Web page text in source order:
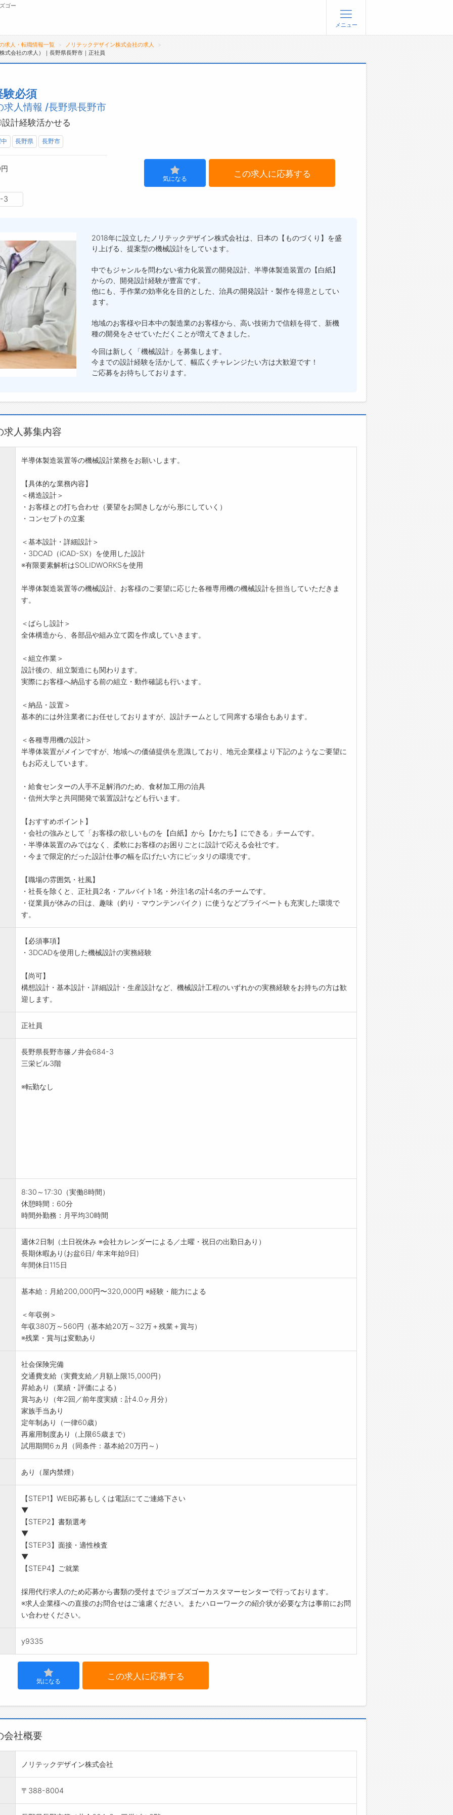
転職支援サービス
転職ノウハウ(応募書類の書き方・面接対策な
ど)
転職・採用コラム
ゴー
メニュー
求人・転職情報一覧
ノリテックデザイン株式会社の求人
式会社の求人）｜長野県長野市｜正社員
験必須
人情報 /長野県長野市
計経験活かせる
長野県 長野市
3
気になる この求人に応募する
2018年に設立したノリテックデザイン株式会社は、日本の【ものづくり】を盛
り上げる、提案型の機械設計をしています。
中でもジャンルを問わない省力化装置の開発設計、半導体製造装置の【白紙】
からの、開発設計経験が豊富です。
他にも、手作業の効率化を目的とした、治具の開発設計・製作を得意としてい
ます。
地域のお客様や日本中の製造業のお客様から、高い技術力で信頼を得て、新機
種の開発をさせていただくことが増えてきました。
今回は新しく「機械設計」を募集します。
今までの設計経験を活かして、幅広くチャレンジたい方は大歓迎です！
ご応募をお待ちしております。
求人募集内容
半導体製造装置等の機械設計業務をお願いします。
【具体的な業務内容】
＜構造設計＞
・お客様との打ち合わせ（要望をお聞きしながら形にしていく）
・コンセプトの立案
＜基本設計・詳細設計＞
・3DCAD（iCAD-SX）を使用した設計
※有限要素解析はSOLIDWORKSを使用
半導体製造装置等の機械設計、お客様のご要望に応じた各種専用機の機械設計を担当していただきま
す。
＜ばらし設計＞
全体構造から、各部品や組み立て図を作成していきます。
＜組立作業＞
設計後の、組立製造にも関わります。
実際にお客様へ納品する前の組立・動作確認も行います。
＜納品・設置＞
基本的には外注業者にお任せしておりますが、設計チームとして同席する場合もあります。
＜各種専用機の設計＞
半導体装置がメインですが、地域への価値提供を意識しており、地元企業様より下記のようなご要望に
もお応えしています。
・給食センターの人手不足解消のため、食材加工用の治具
・信州大学と共同開発で装置設計なども行います。
【おすすめポイント】
・会社の強みとして「お客様の欲しいものを【白紙】から【かたち】にできる」チームです。
・半導体装置のみではなく、柔軟にお客様のお困りごとに設計で応える会社です。
・今まで限定的だった設計仕事の幅を広げたい方にピッタリの環境です。
【職場の雰囲気・社風】
・社長を除くと、正社員2名・アルバイト1名・外注1名の計4名のチームです。
・従業員が休みの日は、趣味（釣り・マウンテンバイク）に使うなどプライベートも充実した環境で
す。
【必須事項】
・3DCADを使用した機械設計の実務経験
【尚可】
構想設計・基本設計・詳細設計・生産設計など、機械設計工程のいずれかの実務経験をお持ちの方は歓
迎します。
正社員
長野県長野市篠ノ井会684-3
三栄ビル3階
※転勤なし
8:30～17:30（実働8時間）
休憩時間：60分
時間外勤務：月平均30時間
週休2日制（土日祝休み ※会社カレンダーによる／土曜・祝日の出勤日あり）
長期休暇あり(お盆6日/ 年末年始9日)
年間休日115日
基本給：月給200,000円〜320,000円 ※経験・能力による
＜年収例＞
年収380万～560円（基本給20万～32万＋残業＋賞与）
※残業・賞与は変動あり
社会保険完備
交通費支給（実費支給／月額上限15,000円）
昇給あり（業績・評価による）
賞与あり（年2回／前年度実績：計4.0ヶ月分）
家族手当あり
定年制あり（一律60歳）
再雇用制度あり（上限65歳まで）
試用期間6ヵ月（同条件：基本給20万円～）
あり（屋内禁煙）
【STEP1】WEB応募もしくは電話にてご連絡下さい
▼
【STEP2】書類選考
▼
【STEP3】面接・適性検査
▼
【STEP4】ご就業
採用代行求人のため応募から書類の受付までジョブズゴーカスタマーセンターで行っております。
※求人企業様への直接のお問合せはご遠慮ください。またハローワークの紹介状が必要な方は事前にお問
い合わせください。
y9335
気になる この求人に応募する
会社概要
ノリテックデザイン株式会社
〒388-8004